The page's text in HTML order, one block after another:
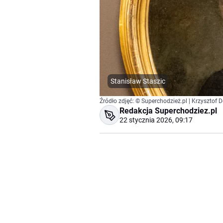
Stanisław Staszic
Źródło zdjęć: © Superchodzież.pl | Krzysztof
Redakcja Superchodziez.pl
22 stycznia 2026, 09:17